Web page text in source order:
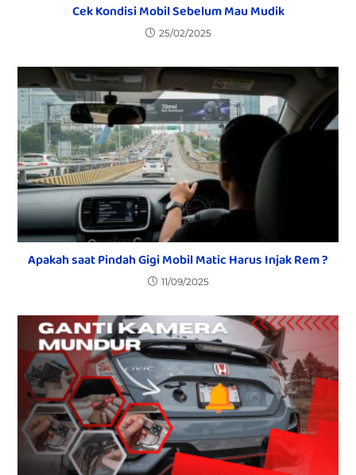
Cek Kondisi Mobil Sebelum Mau Mudik
25/02/2025
Apakah saat Pindah Gigi Mobil Matic Harus Injak Rem ?
11/09/2025